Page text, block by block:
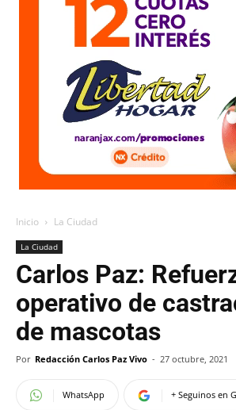
Inicio La Ciudad
La Ciudad
Carlos Paz:
operativo de
de mascotas
Por Redacción Carlos Paz Vivo - 27 octubre, 2021
WhatsApp + Seguinos en